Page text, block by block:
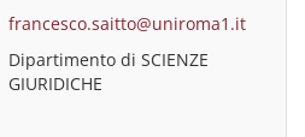
francesco.saitto@uniroma1.it
Dipartimento di SCIENZE
GIURIDICHE